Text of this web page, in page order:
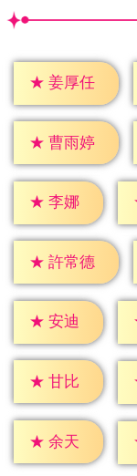
★ 姜厚任
★ 曹雨婷
★ 李娜
★ 許常德
★ 安迪
★ 甘比
★ 余天